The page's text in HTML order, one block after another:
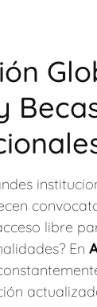
p
libre
En